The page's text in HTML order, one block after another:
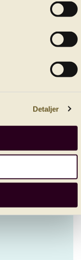
Detaljer